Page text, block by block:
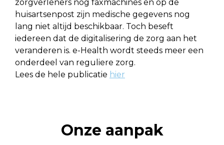
zorgverleners nog faxmachines en op de
huisartsenpost zijn medische gegevens nog
lang niet altijd beschikbaar. Toch beseft
iedereen dat de digitalisering de zorg aan het
veranderen is. e-Health wordt steeds meer een
onderdeel van reguliere zorg.
Lees de hele publicatie hier
Onze aanpak